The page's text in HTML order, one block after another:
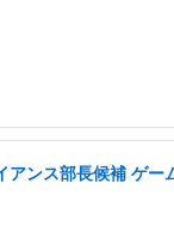
ンス部長候補 ゲ